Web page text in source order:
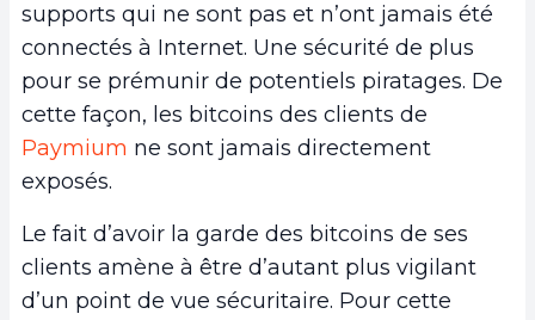
supports qui ne sont pas et n’ont jamais été
connectés à Internet. Une sécurité de plus
pour se prémunir de potentiels piratages. De
cette façon, les bitcoins des clients de
Paymium ne sont jamais directement
exposés.
Le fait d’avoir la garde des bitcoins de ses
clients amène à être d’autant plus vigilant
d’un point de vue sécuritaire. Pour cette